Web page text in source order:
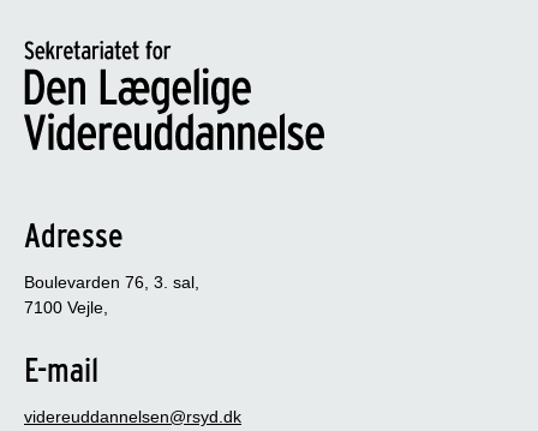
Adresse
Boulevarden 76, 3. sal,
7100 Vejle,
E-mail
videreuddannelsen@rsyd.dk